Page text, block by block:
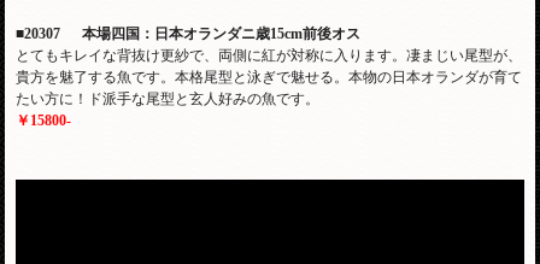
■20307 本場四国：日本オランダニ歳15cm前後オス
とてもキレイな背抜け更紗で、両側に紅が対称に入ります。凄まじい尾型が、
貴方を魅了する魚です。本格尾型と泳ぎで魅せる。本物の日本オランダが育て
たい方に！ド派手な尾型と玄人好みの魚です。
￥15800-